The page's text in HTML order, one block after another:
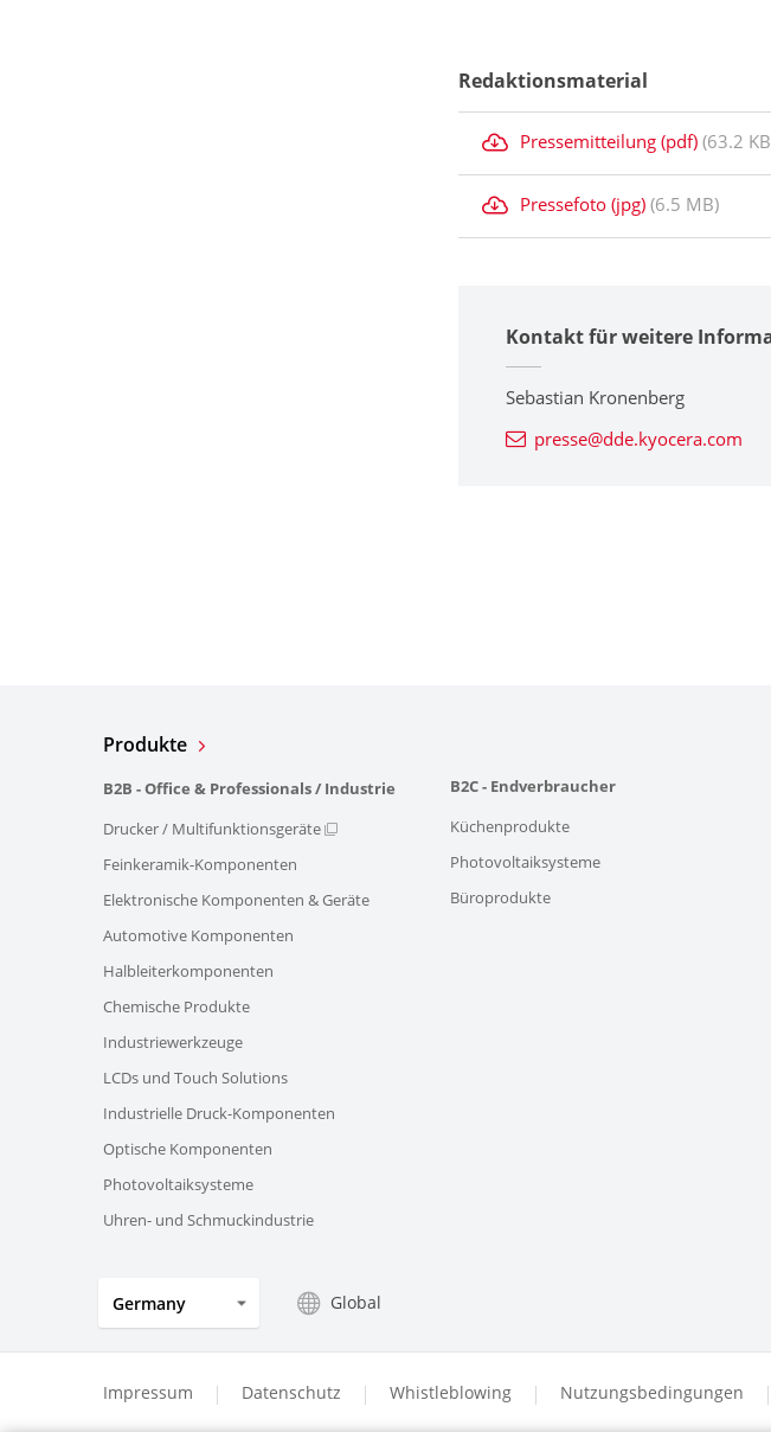
Redaktionsmaterial
Pressemitteilung (pdf) (63.2
Pressefoto (jpg) (6.5 MB)
Kontakt für weitere
Sebastian Kronenberg
presse@dde.kyocera.com
Produkte
B2B - Office & Professionals / Industrie
Drucker / Multifunktionsgeräte
Feinkeramik-Komponenten
Elektronische Komponenten & Geräte
Automotive Komponenten
Halbleiterkomponenten
Chemische Produkte
Industriewerkzeuge
LCDs und Touch Solutions
Industrielle Druck-Komponenten
Optische Komponenten
Photovoltaiksysteme
Uhren- und Schmuckindustrie
B2C - Endverbraucher
Küchenprodukte
Photovoltaiksysteme
Büroprodukte
Germany Global
Impressum Datenschutz Whistleblowing Nutzungsbedingungen